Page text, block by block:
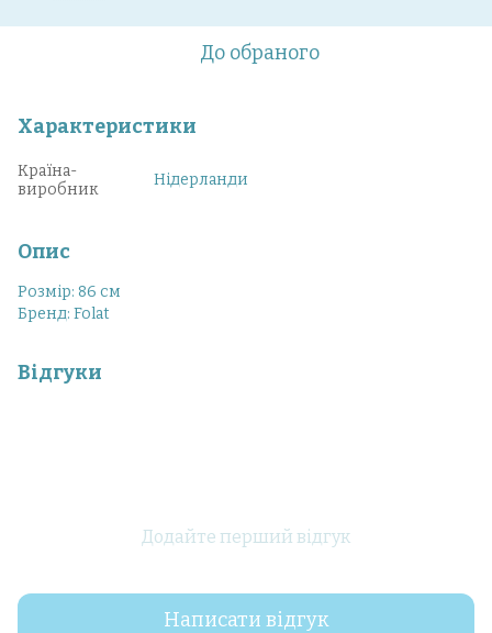
До обраного
Характеристики
Країна-
виробник
Нідерланди
Опис
Розмір: 86 см
Бренд: Folat
Відгуки
Додайте перший відгук
Написати відгук